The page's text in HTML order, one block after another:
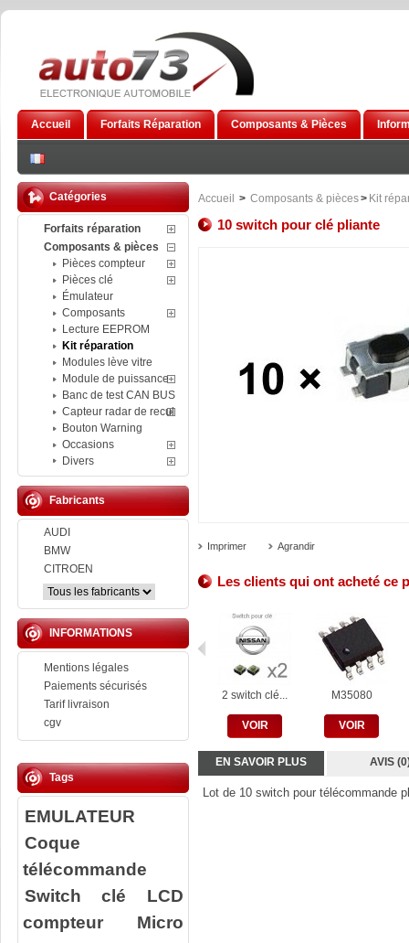
Accueil Forfaits Réparation Composants & Pièces
Catégories
Forfaits réparation
Composants & pièces
Pièces compteur
Pièces clé
Émulateur
Composants
Lecture EEPROM
Kit réparation
Modules lève vitre
Module de puissance
Banc de test CAN BUS
Capteur radar de recul
Bouton Warning
Occasions
Divers
Fabricants
AUDI
BMW
CITROEN
INFORMATIONS
Mentions légales
Paiements sécurisés
Tarif livraison
cgv
Tags
EMULATEUR
Coque
télécommande
Switch clé
LCD
compteur
Micro
Accueil > Composants & pièces> Kit
10 switch pour clé pliante
Imprimer Agrandir
Les clients qui ont acheté ce
2 switch clé...
VOIR
M35080
VOIR
EN SAVOIR PLUS AVIS
Lot de 10 switch pour télécommande